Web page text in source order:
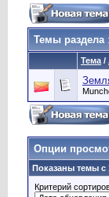
Темы раздела
Тема /
Опции
Показаны темы с
Критерий